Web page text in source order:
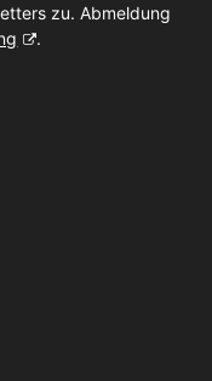
zu. Abmeldung
.